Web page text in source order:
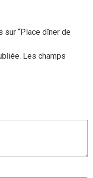
“Place dîner de
Les champs